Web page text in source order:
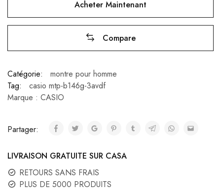
Acheter Maintenant
Compare
Catégorie:
montre pour homme
Tag:
casio mtp-b146g-3avdf
Marque : CASIO
Partager:
LIVRAISON GRATUITE SUR CASA
RETOURS SANS FRAIS
PLUS DE 5000 PRODUITS